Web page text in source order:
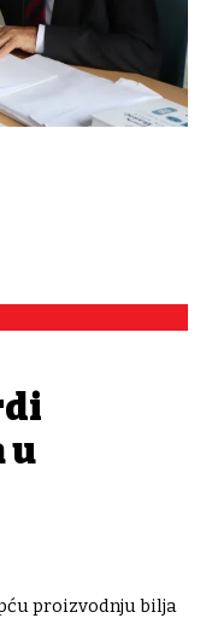
u
proizvodnju bilja